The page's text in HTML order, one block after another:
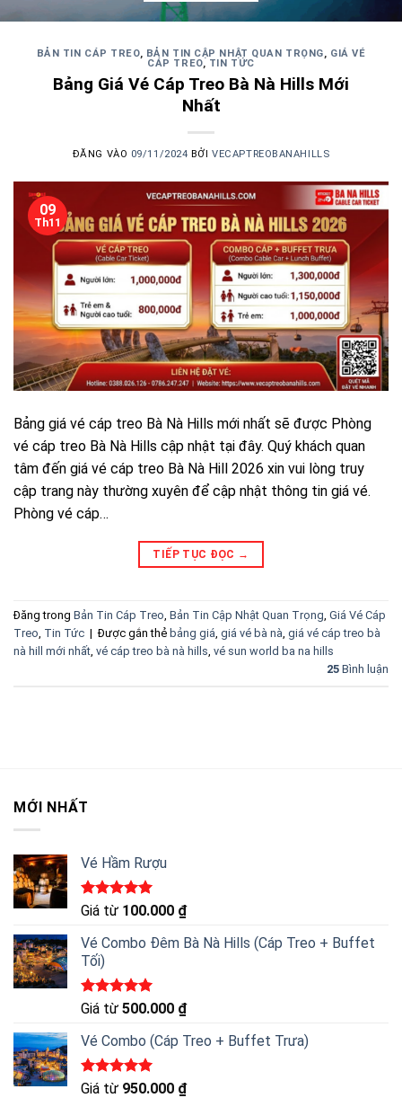
BẢN TIN CÁP TREO, BẢN TIN CẬP NHẬT QUAN TRỌNG, GIÁ VÉ
CÁP TREO, TIN TỨC
Bảng Giá Vé Cáp Treo Bà Nà Hills Mới
Nhất
ĐĂNG VÀO 09/11/2024 BỞIVECAPTREOBANAHILLS
09
Th11
Bảng giá vé cáp treo Bà Nà Hills mới nhất sẽ được Phòng
vé cáp treo Bà Nà Hills cập nhật tại đây. Quý khách quan
tâm đến giá vé cáp treo Bà Nà Hill 2026 xin vui lòng truy
cập trang này thường xuyên để cập nhật thông tin giá vé.
Phòng vé cáp…
TIẾP TỤC ĐỌC →
Đăng trong Bản Tin Cáp Treo, Bản Tin Cập Nhật Quan Trọng, Giá Vé Cáp
Treo, Tin Tức | Được gắn thẻ bảng giá, giá vé bà nà, giá vé cáp treo bà
nà hill mới nhất, vé cáp treo bà nà hills, vé sun world ba na hills
25 Bình luận
MỚI NHẤT
Vé Hầm Rượu
Được xếp
5 sao
Giá từ 100.000 ₫
Vé Combo Đêm Bà Nà Hills (Cáp Treo + Buffet
Tối)
Được xếp
5 sao
Giá từ 500.000 ₫
Vé Combo (Cáp Treo + Buffet Trưa)
Được xếp
Giá từ 950.000 ₫